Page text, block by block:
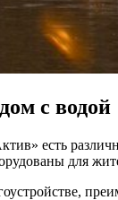
с водой
есть
для